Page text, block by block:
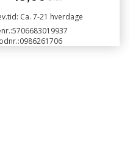
Ca. 7-21 hverdage
5706683019937
0986261706